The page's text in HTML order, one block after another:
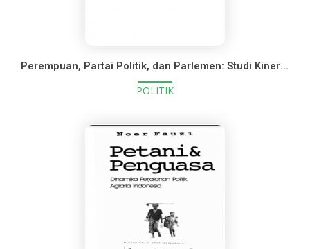
Perempuan, Partai Politik, dan Parlemen: Studi Kinerja Anggota Legislatif Perempuan di Tingkat Lokal
POLITIK